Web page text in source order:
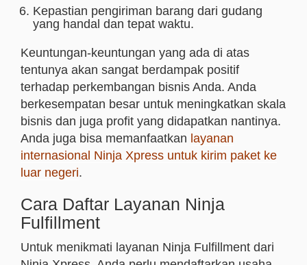
Kepastian pengiriman barang dari gudang
yang handal dan tepat waktu.
Keuntungan-keuntungan yang ada di atas
tentunya akan sangat berdampak positif
terhadap perkembangan bisnis Anda. Anda
berkesempatan besar untuk meningkatkan skala
bisnis dan juga profit yang didapatkan nantinya.
Anda juga bisa memanfaatkan layanan
internasional Ninja Xpress untuk kirim paket ke
luar negeri.
Cara Daftar Layanan Ninja
Fulfillment
Untuk menikmati layanan Ninja Fulfillment dari